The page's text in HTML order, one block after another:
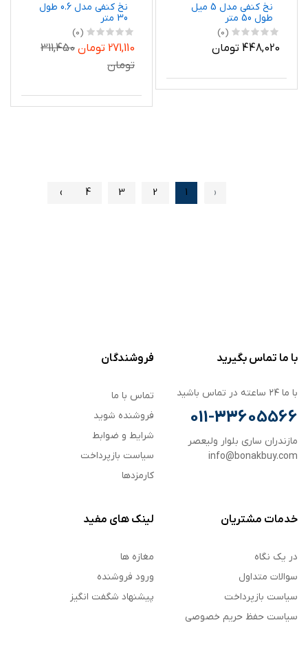
نخ کنفی مدل 5 میل
طول 50 متر
(0)
448,020 تومان
نخ کنفی مدل 0.6 طول
30 متر
(0)
271,110 تومان
311,450
تومان
‹
1
2
3
4
›
با ما تماس بگیرید
با ما ۲۴ ساعته در تماس باشید
011-33605566
مازندران ساری بلوار ولیعصر
info@bonakbuy.com
فروشندگان
تماس با ما
فروشنده شوید
شرایط و ضوابط
سیاست بازپرداخت
کارمزدها
خدمات مشتریان
در یک نگاه
سوالات متداول
سیاست بازپرداخت
سیاست حفظ حریم خصوصی
لینک های مفید
مغازه ها
ورود فروشنده
پیشنهاد شگفت انگیز